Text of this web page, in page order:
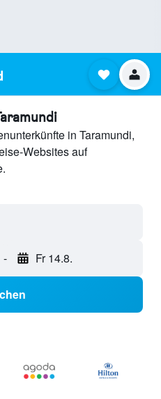
in Taramundi,
Websites auf
- Fr 14.8.